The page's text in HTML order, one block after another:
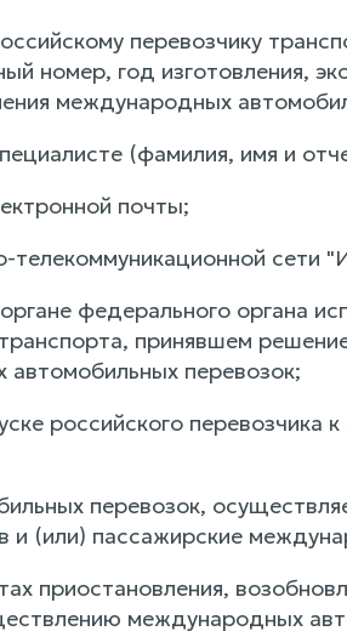
перевозчику
номер, год изготовления,
международных
(фамилия, имя и
почты;
сети
федерального органа
принявшем
перевозок;
российского
перевозок,
и (или) пассажирские
приостановления,
международных